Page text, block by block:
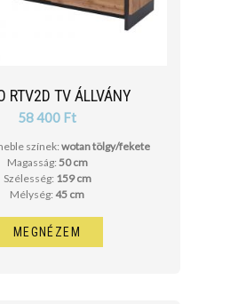
RTV2D TV ÁLLVÁNY
58 400 Ft
színek: wotan tölgy/fekete
Magasság: 50 cm
Szélesség: 159 cm
Mélység: 45 cm
MEGNÉZEM